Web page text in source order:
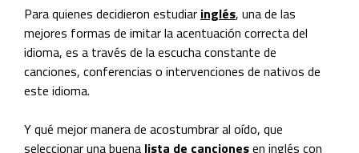
Para quienes decidieron estudiar inglés, una de las
mejores formas de imitar la acentuación correcta del
idioma, es a través de la escucha constante de
canciones, conferencias o intervenciones de nativos de
este idioma.
Y qué mejor manera de acostumbrar al oído, que
seleccionar una buena lista de cancionesen inglés con